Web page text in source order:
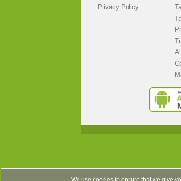
Privacy Policy
We use cookies to ensure that we give